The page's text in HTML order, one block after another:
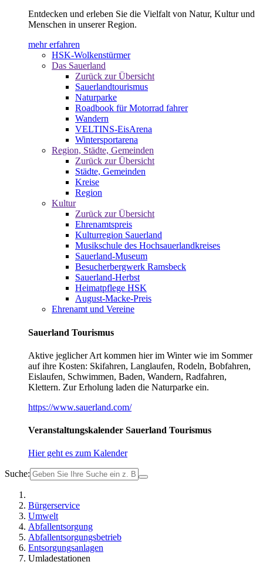
Entdecken und erleben Sie die Vielfalt von Natur, Kultur und
Menschen in unserer Region.
mehr erfahren
HSK-Wolkenstürmer
Das Sauerland
Zurück zur Übersicht
Sauerlandtourismus
Naturparke
Roadbook für Motorrad fahrer
Wandern
VELTINS-EisArena
Wintersportarena
Region, Städte, Gemeinden
Zurück zur Übersicht
Städte, Gemeinden
Kreise
Region
Kultur
Zurück zur Übersicht
Ehrenamtspreis
Kulturregion Sauerland
Musikschule des Hochsauerlandkreises
Sauerland-Museum
Besucherbergwerk Ramsbeck
Sauerland-Herbst
Heimatpflege HSK
August-Macke-Preis
Ehrenamt und Vereine
Sauerland Tourismus
Aktive jeglicher Art kommen hier im Winter wie im Sommer
auf ihre Kosten: Skifahren, Langlaufen, Rodeln, Bobfahren,
Eislaufen, Schwimmen, Baden, Wandern, Radfahren,
Klettern. Zur Erholung laden die Naturparke ein.
https://www.sauerland.com/
Veranstaltungskalender Sauerland Tourismus
Hier geht es zum Kalender
Suche:
Bürgerservice
Umwelt
Abfallentsorgung
Abfallentsorgungsbetrieb
Entsorgungsanlagen
Umladestationen